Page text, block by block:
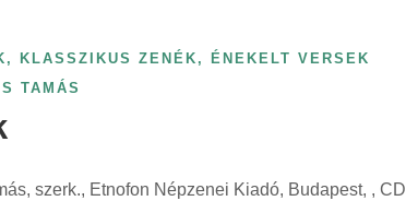
KLASSZIKUS ZENÉK, ÉNEKELT VERSEK
TAMÁS
szerk., Etnofon Népzenei Kiadó, Budapest, , CD